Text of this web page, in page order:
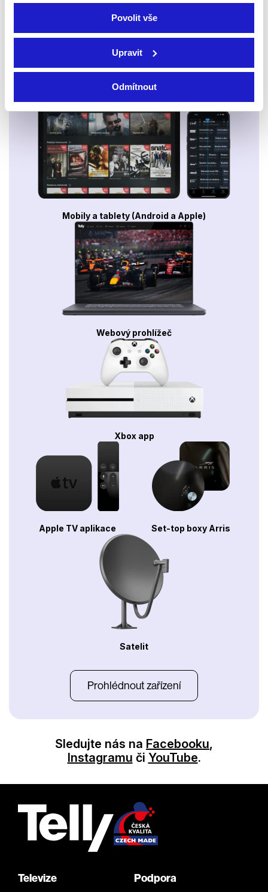
Povolit vše
Upravit
Odmítnout
Smart TV - Android, Google, Samsung, LG, VIDAA
Mobily a tablety (Android a Apple)
Webový prohlížeč
Xbox app
Apple TV aplikace Set-top boxy Arris
Satelit
Prohlédnout zařízení
Sledujte nás na Facebooku,
Instagramu či YouTube.
Televize Podpora